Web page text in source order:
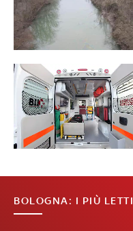
BOLOGNA: I PIÙ LETTI